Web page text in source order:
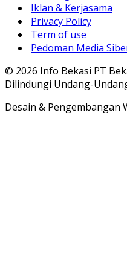
Iklan & Kerjasama
Privacy Policy
Term of use
Pedoman Media
© 2026 Info Bekasi PT
Dilindungi Undang-
Desain & Pengembangan